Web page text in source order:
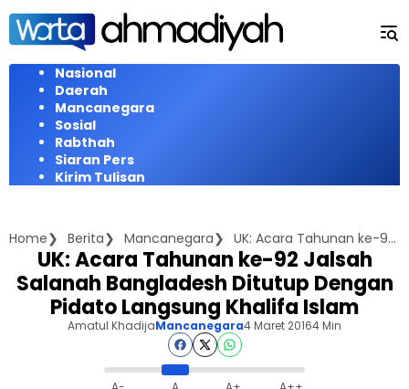
Langsung
konten
Nasional
Daerah
Mancanegara
Sosial
Rabthah
Siaran Pers
Kirim Tulisan
Home Berita Mancanegara UK: Acara Tahunan ke-92 Jalsah Salanah Bangladesh Ditutup Dengan Pidato Langsung Khalifa Islam
UK: Acara Tahunan ke-92 Jalsah
Salanah Bangladesh Ditutup Dengan
Pidato Langsung Khalifa Islam
Amatul KhadijaMancanegara4 Maret 20164 Min